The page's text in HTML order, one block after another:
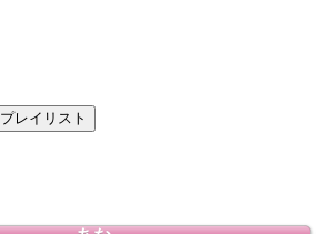
プレイリスト